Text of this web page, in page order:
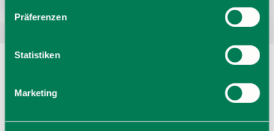
Präferenzen
Statistiken
Marketing